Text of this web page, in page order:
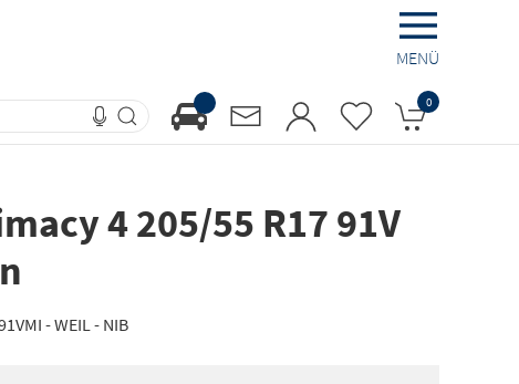
MENÜ
0
4 205/55 R17 91V
- WEIL - NIB